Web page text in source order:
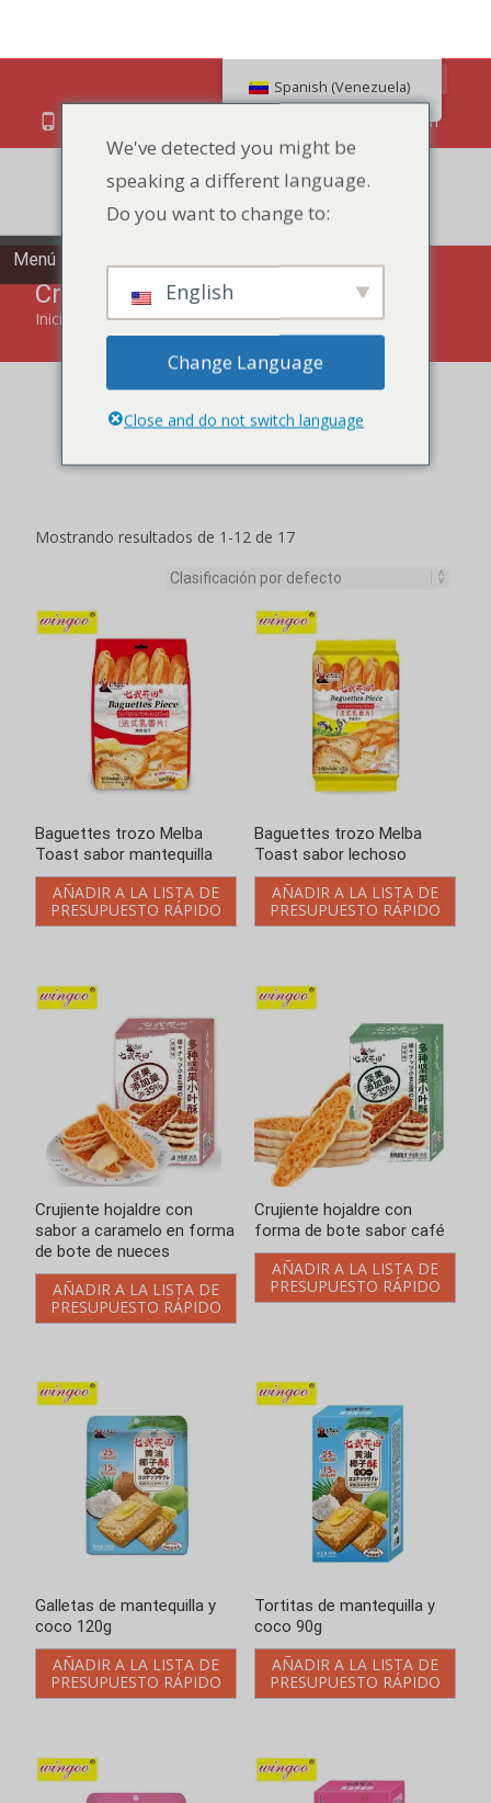
YettaDon@outlook.com
Crujiente de hojaldre
Inicio Pastelería"Crujiente de hojaldre
Experimente el crujiente perfecto con nuestro Crujiente de
Mostrando resultados de 1-12 de 17
Baguettes trozo Melba
Toast sabor mantequilla
AÑADIR A LA LISTA DE
PRESUPUESTO RÁPIDO
Baguettes trozo Melba
Toast sabor lechoso
AÑADIR A LA LISTA DE
PRESUPUESTO RÁPIDO
Crujiente hojaldre con
sabor a caramelo en forma
de bote de nueces
AÑADIR A LA LISTA DE
PRESUPUESTO RÁPIDO
Crujiente hojaldre con
forma de bote sabor café
AÑADIR A LA LISTA DE
PRESUPUESTO RÁPIDO
Galletas de mantequilla y
coco 120g
AÑADIR A LA LISTA DE
PRESUPUESTO RÁPIDO
Tortitas de mantequilla y
coco 90g
AÑADIR A LA LISTA DE
PRESUPUESTO RÁPIDO
We've detected you might be
Do you want to change to:
Change Language
Close and do not switch language